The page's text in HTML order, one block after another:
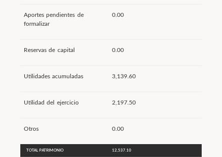
Aportes pendientes de
formalizar
0.00
Reservas de capital 0.00
Utilidades acumuladas 3,139.60
Utilidad del ejercicio 2,197.50
Otros 0.00
TOTAL PATRIMONIO 12,537.10